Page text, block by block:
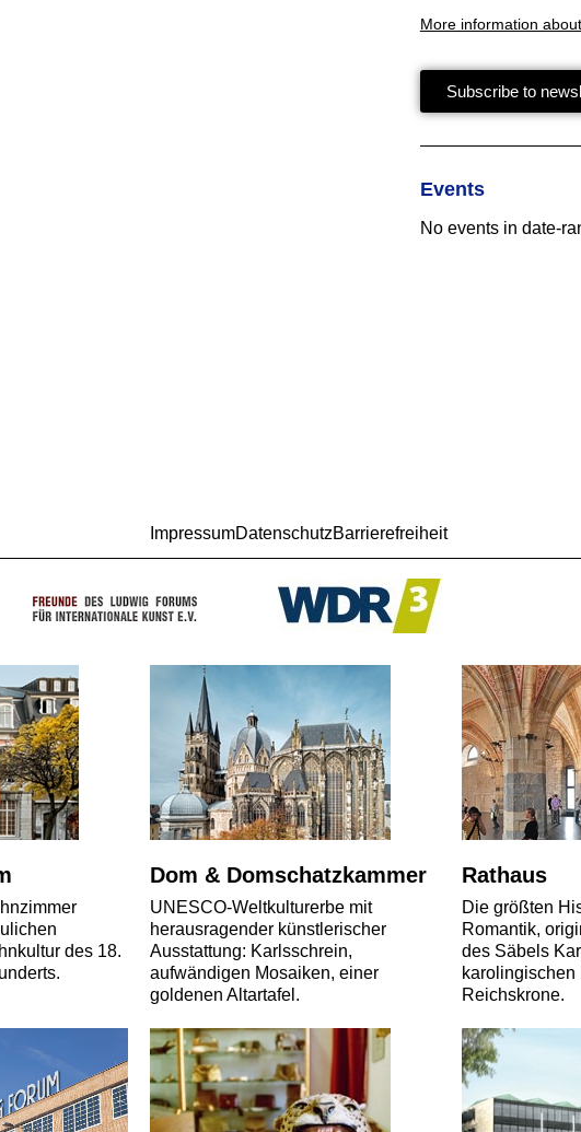
More information
Subscribe to
Events
No events in date-
ImpressumDatenschutzBarrierefreiheit
des 18.
Dom & Domschatzkammer
UNESCO-Weltkulturerbe mit
herausragender künstlerischer
Ausstattung: Karlsschrein,
aufwändigen Mosaiken, einer
goldenen Altartafel.
Rathaus
Die größten
Romantik,
des Säbels
karolingischen
Reichskrone.